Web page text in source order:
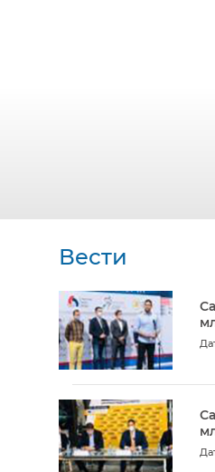
Вести